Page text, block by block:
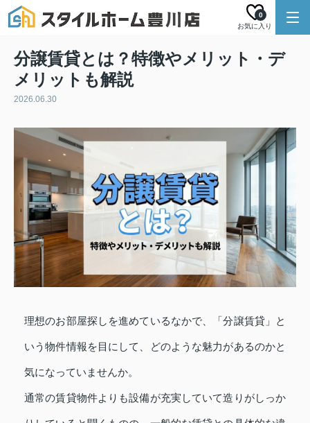
お気に入り
0
分譲賃貸とは？特徴やメリット・デ
メリットも解説
2026.06.30
理想のお部屋探しを進めているなかで、「分譲賃貸」と
いう物件情報を目にして、どのような魅力があるのかと
気になっていませんか。
通常の賃貸物件よりも設備が充実していて造りがしっか